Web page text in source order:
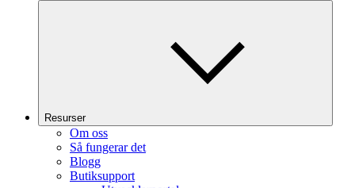
Resurser
Om oss
Så fungerar det
Blogg
Butiksupport